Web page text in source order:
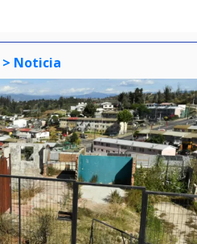
> Noticia